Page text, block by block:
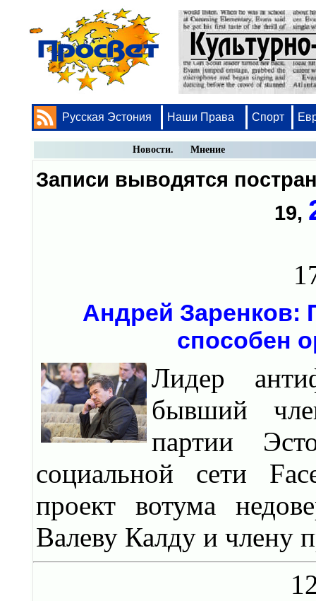
Русская Эстония Наши Права Спорт
Новости. Мнение
Записи выводятся
19,
Андрей Заренков:
способен
Лидер
бывший
партии
социальной сети
проект вотума
Валеву Калду и члену